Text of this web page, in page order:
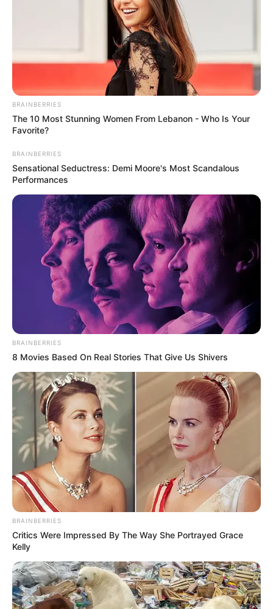
BRAINBERRIES
The 10 Most Stunning Women From Lebanon - Who Is Your
Favorite?
BRAINBERRIES
Sensational Seductress: Demi Moore's Most Scandalous
Performances
BRAINBERRIES
8 Movies Based On Real Stories That Give Us Shivers
BRAINBERRIES
Critics Were Impressed By The Way She Portrayed Grace
Kelly